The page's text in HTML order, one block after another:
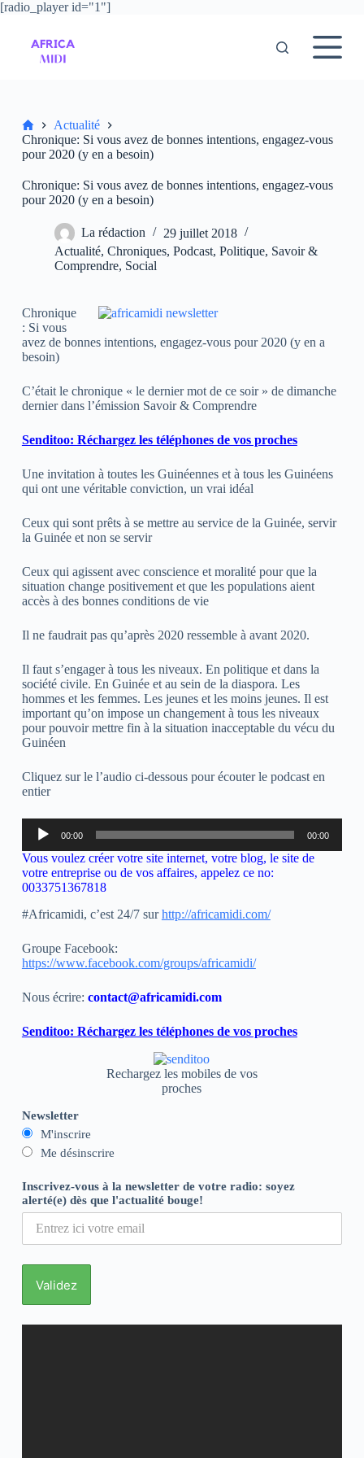
[radio_player id="1"]
P
n
n
AccueilActualité
Chronique: Si vous avez de bonnes intentions, engagez-vous
pour 2020 (y en a besoin)
Chronique: Si vous avez de bonnes intentions, engagez-vous
pour 2020 (y en a besoin)
La rédaction
29 juillet 2018
Actualité, Chroniques, Podcast, Politique, Savoir &
Comprendre, Social
Chronique
: Si vous
avez de bonnes intentions, engagez-vous pour 2020 (y en a
besoin)
C’était le chronique « le dernier mot de ce soir » de dimanche
dernier dans l’émission Savoir & Comprendre
Senditoo: Réchargez les téléphones de vos proches
Une invitation à toutes les Guinéennes et à tous les Guinéens
qui ont une véritable conviction, un vrai idéal
Ceux qui sont prêts à se mettre au service de la Guinée, servir
la Guinée et non se servir
Ceux qui agissent avec conscience et moralité pour que la
situation change positivement et que les populations aient
accès à des bonnes conditions de vie
Il ne faudrait pas qu’après 2020 ressemble à avant 2020.
Il faut s’engager à tous les niveaux. En politique et dans la
société civile. En Guinée et au sein de la diaspora. Les
hommes et les femmes. Les jeunes et les moins jeunes. Il est
important qu’on impose un changement à tous les niveaux
pour pouvoir mettre fin à la situation inacceptable du vécu du
Guinéen
Cliquez sur le l’audio ci-dessous pour écouter le podcast en
entier
Lecteur
audio
00:00 00:00
Vous voulez créer votre site internet, votre blog, le site de
votre entreprise ou de vos affaires, appelez ce no:
0033751367818
#Africamidi, c’est 24/7 surhttp://africamidi.com/
Groupe Facebook:
https://www.facebook.com/groups/africamidi/
Nous écrire: contact@africamidi.com
Senditoo: Réchargez les téléphones de vos proches
Rechargez les mobiles de vos
proches
Newsletter
M'inscrire
Me désinscrire
Inscrivez-vous à la newsletter de votre radio: soyez
alerté(e) dès que l'actualité bouge!